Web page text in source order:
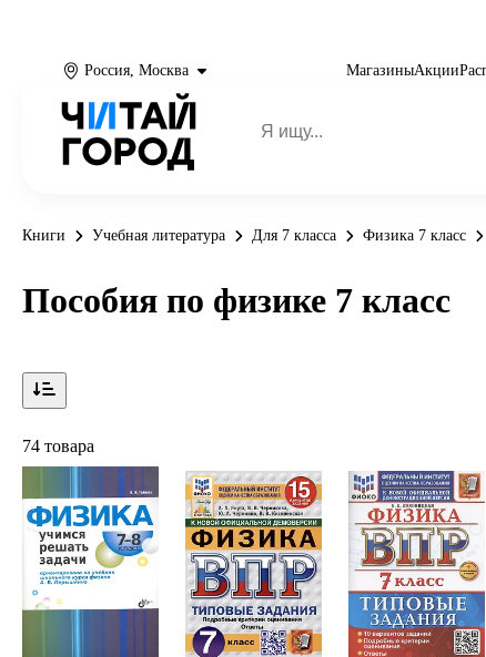
Россия, Москва МагазиныАкции
Книги Учебная литература Для 7 класса Физика 7 класс
Пособия по физике 7 класс
74 товара